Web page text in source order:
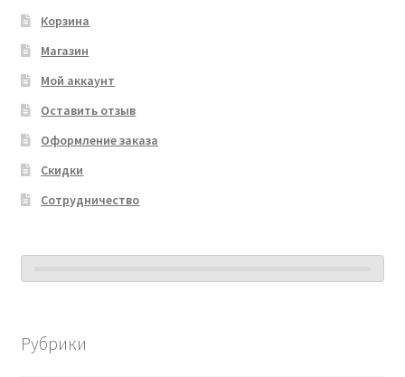
Корзина
Магазин
Мой аккаунт
Оставить отзыв
Оформление заказа
Скидки
Сотрудничество
Рубрики